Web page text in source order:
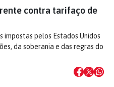
contra tarifaço de
impostas pelos Estados Unidos
da soberania e das regras do